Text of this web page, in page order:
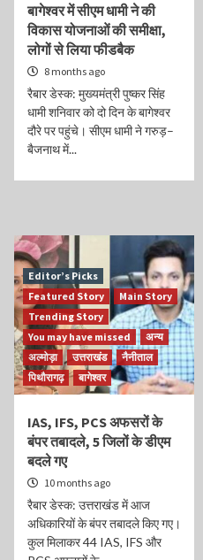
बागेश्वर में सीएम धामी ने की
विकास योजनाओं की समीक्षा,
लोगों से लिया फीडबैक
8 months ago
रैबार डेस्क: मुख्यमंत्री पुष्कर सिंह
धामी शनिवार को दो दिन के बागेश्वर
दौरे पर पहुंचे। सीएम धामी ने गरुड़–
बैजनाथ में...
Editor’s Picks
Featured Story
Main Story
Trending Story
You may have missed
अन्य
अल्मोड़ा
उत्तराखंड
नैनीताल
पिथौरागढ़
बागेश्वर
IAS, IFS, PCS अफसरों के
बंपर तबादले, 5 जिलों के डीएम
बदले गए
10 months ago
रैबार डेस्क: उत्तराखंड में आज
अधिकारियों के बंपर तबादले किए गए।
कुल मिलाकर 44 IAS, IFS और